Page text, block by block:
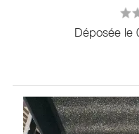
Déposée le